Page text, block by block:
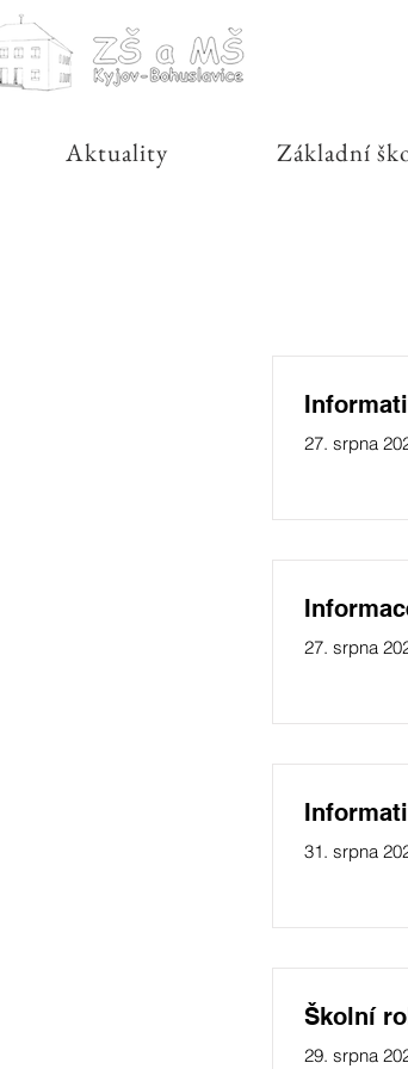
Aktuality Základní
27. srpna
27. srpna
31. srpna
Školní
29. srpna